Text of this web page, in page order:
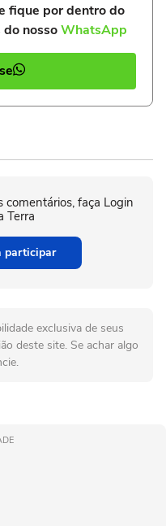
fique por dentro do
nossoWhatsApp
faça Login
Terra
participar
exclusiva de seus
deste site. Se achar algo